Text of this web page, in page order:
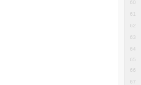
60
61
62
63
64
65
66
67